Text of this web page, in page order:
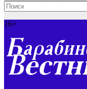
16+